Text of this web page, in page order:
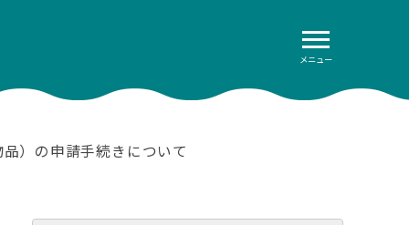
メニュー
）の申請手続きについて